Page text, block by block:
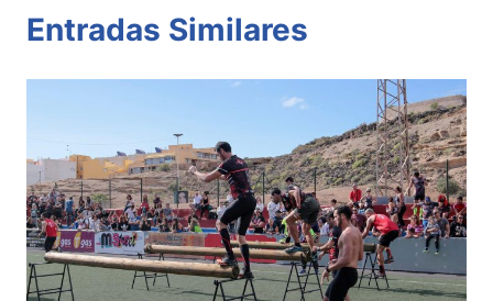
Entradas Similares